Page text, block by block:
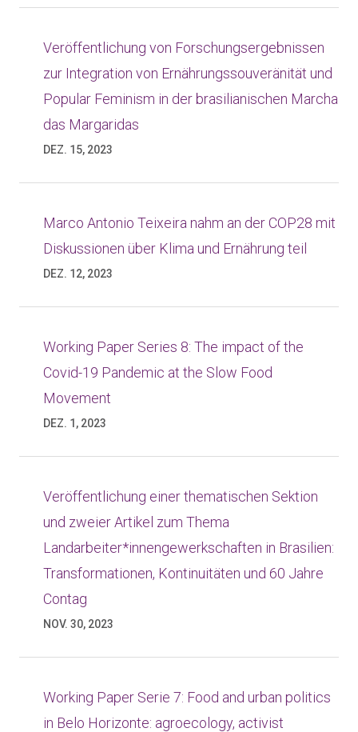
Veröffentlichung von Forschungsergebnissen
zur Integration von Ernährungssouveränität und
Popular Feminism in der brasilianischen Marcha
das Margaridas
DEZ. 15, 2023
Marco Antonio Teixeira nahm an der COP28 mit
Diskussionen über Klima und Ernährung teil
DEZ. 12, 2023
Working Paper Series 8: The impact of the
Covid-19 Pandemic at the Slow Food
Movement
DEZ. 1, 2023
Veröffentlichung einer thematischen Sektion
und zweier Artikel zum Thema
Landarbeiter*innengewerkschaften in Brasilien:
Transformationen, Kontinuitäten und 60 Jahre
Contag
NOV. 30, 2023
Working Paper Serie 7: Food and urban politics
in Belo Horizonte: agroecology, activist